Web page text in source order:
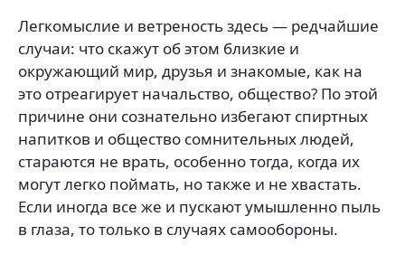
Легкомыслие и ветреность здесь — редчайшие
случаи: что скажут об этом близкие и
окружающий мир, друзья и знакомые, как на
это отреагирует начальство, общество? По этой
причине они сознательно избегают спиртных
напитков и общество сомнительных людей,
стараются не врать, особенно тогда, когда их
могут легко поймать, но также и не хвастать.
Если иногда все же и пускают умышленно пыль
в глаза, то только в случаях самообороны.